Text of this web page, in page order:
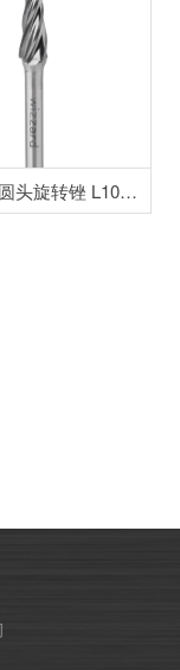
14度锥形圆头旋转锉 L1027W06